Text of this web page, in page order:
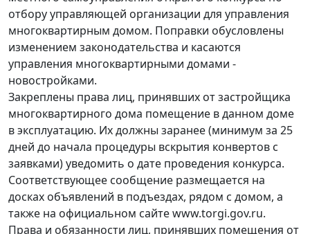
отбору управляющей организации для управления
многоквартирным домом. Поправки обусловлены
изменением законодательства и касаются
управления многоквартирными домами -
новостройками.
Закреплены права лиц, принявших от застройщика
многоквартирного дома помещение в данном доме
в эксплуатацию. Их должны заранее (минимум за 25
дней до начала процедуры вскрытия конвертов с
заявками) уведомить о дате проведения конкурса.
Соответствующее сообщение размещается на
досках объявлений в подъездах, рядом с домом, а
также на официальном сайте www.torgi.gov.ru.
Права и обязанности лиц, принявших помещения от